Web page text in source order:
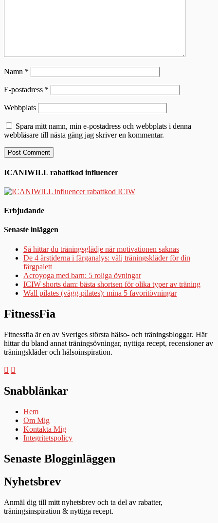
Namn *
E-postadress *
Webbplats
Spara mitt namn, min e-postadress och webbplats i denna
webbläsare till nästa gång jag skriver en kommentar.
ICANIWILL rabattkod influencer
Erbjudande
Senaste inläggen
Så hittar du träningsglädje när motivationen saknas
De 4 årstiderna i färganalys: välj träningskläder för din
färgpalett
Acroyoga med barn: 5 roliga övningar
ICIW shorts dam: bästa shortsen för olika typer av träning
Wall pilates (vägg-pilates): mina 5 favoritövningar
FitnessFia
Fitnessfia är en av Sveriges största hälso- och träningsbloggar. Här
hittar du bland annat träningsövningar, nyttiga recept, recensioner av
träningskläder och hälsoinspiration.
Snabblänkar
Hem
Om Mig
Kontakta Mig
Integritetspolicy
Senaste Blogginläggen
Nyhetsbrev
Anmäl dig till mitt nyhetsbrev och ta del av rabatter,
träningsinspiration & nyttiga recept.